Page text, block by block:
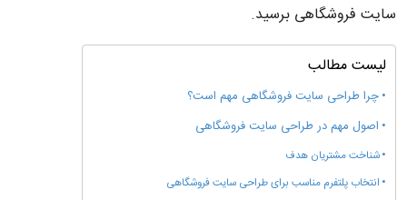
سایت فروشگاهی برسید.
لیست مطالب
چرا طراحی سایت فروشگاهی مهم است؟
اصول مهم در طراحی سایت فروشگاهی
شناخت مشتریان هدف
انتخاب پلتفرم مناسب برای طراحی سایت فروشگاهی